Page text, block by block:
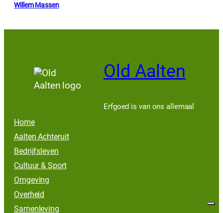
Willem Massen
Old Aalten
Erfgoed is van ons allemaal
Home
Aalten Achteruit
Bedrijfsleven
Cultuur & Sport
Omgeving
Overheid
Samenleving